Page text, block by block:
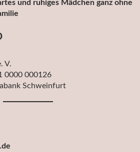
und ruhiges Mädchen ganz ohne
V.
0000 000126
Schweinfurt